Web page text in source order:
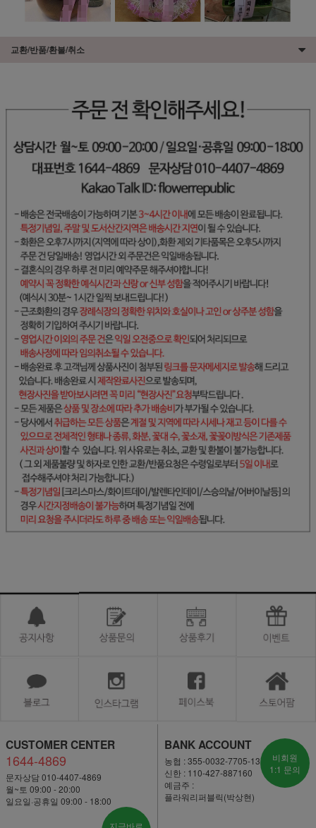
교환/반품/환불/취소
CUSTOMER CENTER
1644-4869
문자상담 010-4407-4869
월~토 09:00 - 20:00
일요일·공휴일 09:00 - 18:00
지금바로
BANK ACCOUNT
농협 : 355-0032-7705-13
신한 : 110-427-887160
예금주 :
플라워리퍼블릭(박상현)
비회원
1:1 문의